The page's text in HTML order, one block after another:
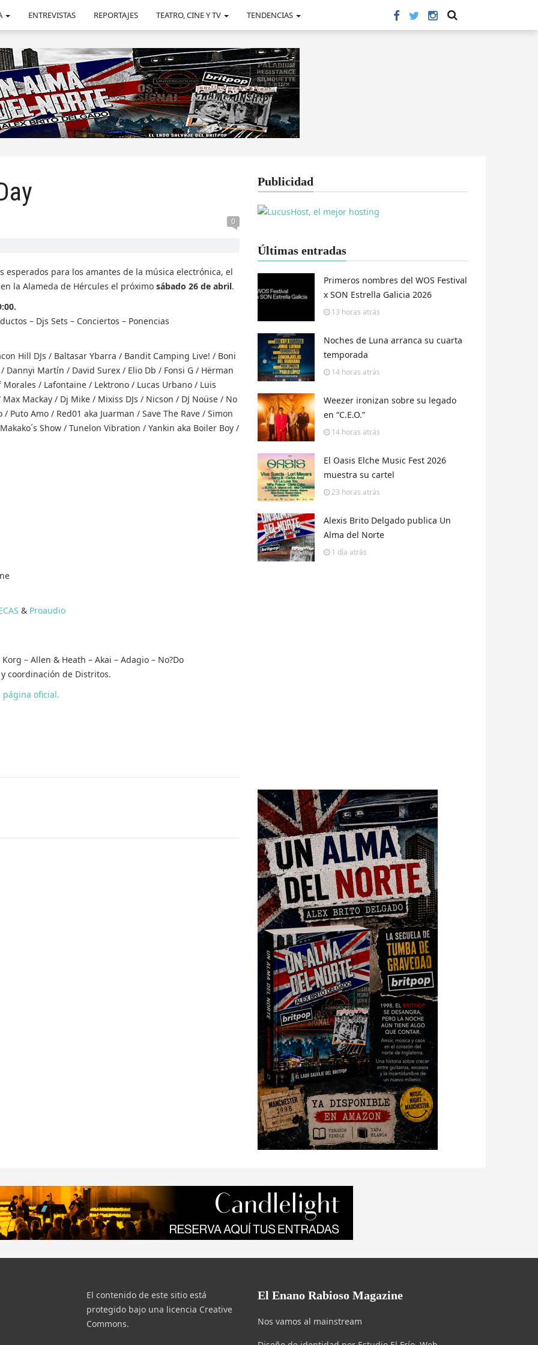
ENTREVISTAS REPORTAJES TEATRO, CINE Y TV TENDENCIAS
0
esperados para los amantes de la música electrónica, el
la Alameda de Hércules el próximo sábado 26 de abril.
– Djs Sets – Conciertos – Ponencias
Hill DJs / Baltasar Ybarra / Bandit Camping Live! / Boni
Dannyi Martín / David Surex / Elio Db / Fonsi G / Hërman
/ Lafontaine / Lektrono / Lucas Urbano / Luis
Mackay / Dj Mike / Mixiss DJs / Nicson / DJ Noüse / No
Amo / Red01 aka Juarman / Save The Rave / Simon
Show / Tunelon Vibration / Yankin aka Boiler Boy /
& Proaudio
– Allen & Heath – Akai – Adagio – No?Do
coordinación de Distritos.
página oficial.
Publicidad
Últimas entradas
Primeros nombres del WOS Festival
x SON Estrella Galicia 2026
13 horas atrás
Noches de Luna arranca su cuarta
temporada
14 horas atrás
Weezer ironizan sobre su legado
en “C.E.O.”
14 horas atrás
El Oasis Elche Music Fest 2026
muestra su cartel
23 horas atrás
Alexis Brito Delgado publica Un
Alma del Norte
1 día atrás
El contenido de este sitio está
protegido bajo una licencia Creative
Commons.
El Enano Rabioso Magazine
Nos vamos al mainstream